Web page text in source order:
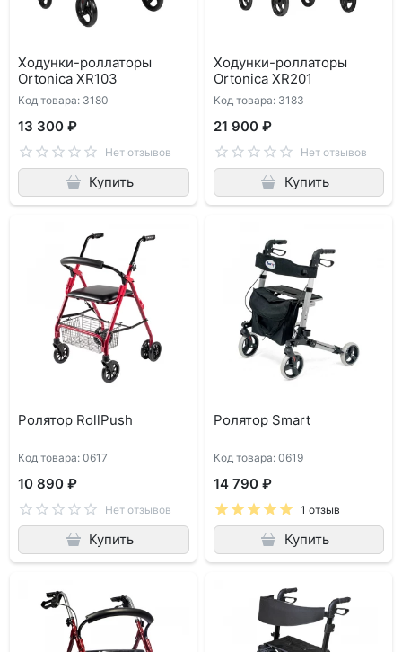
Ходунки-роллаторы
Ortonica XR103
Код товара: 3180
13 300 ₽
Нет отзывов
Купить
Ходунки-роллаторы
Ortonica XR201
Код товара: 3183
21 900 ₽
Нет отзывов
Купить
Ролятор RollPush
Код товара: 0617
10 890 ₽
Нет отзывов
Купить
Ролятор Smart
Код товара: 0619
14 790 ₽
1 отзыв
Купить